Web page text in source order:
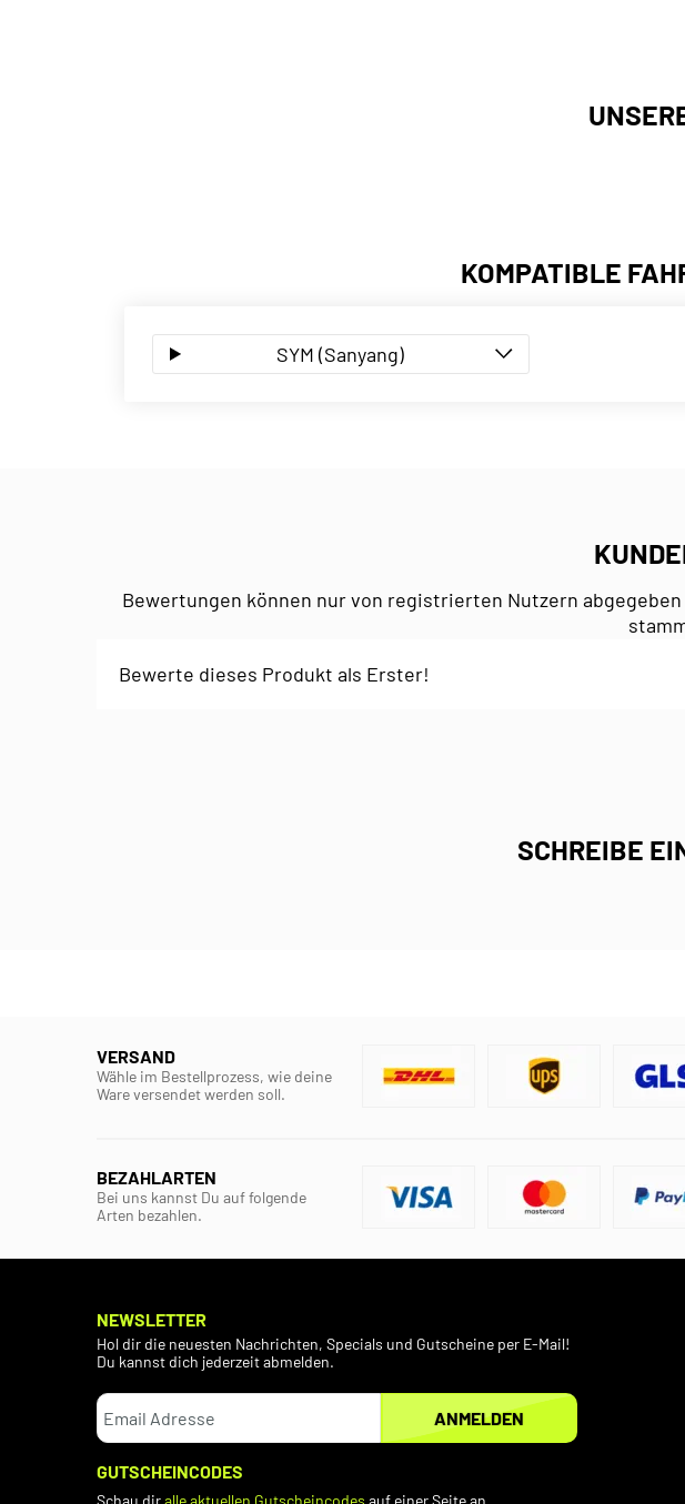
KOMPATIBLE
SYM (Sanyang)
Bewertungen können nur von registrierten Nutzern
Bewerte dieses Produkt als Erster!
SCHREIBE
VERSAND
Wähle im Bestellprozess, wie deine
Ware versendet werden soll.
BEZAHLARTEN
Bei uns kannst Du auf folgende
Arten bezahlen.
NEWSLETTER
Hol dir die neuesten Nachrichten, Specials und Gutscheine per E-Mail!
Du kannst dich jederzeit abmelden.
ANMELDEN
GUTSCHEINCODES
Schau diralle aktuellen Gutscheincodes auf einer Seite an.